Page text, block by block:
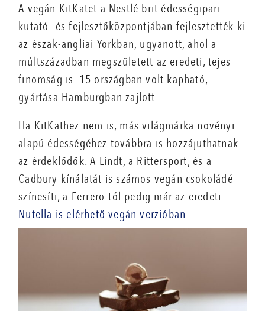
A vegán KitKatet a Nestlé brit édességipari
kutató- és fejlesztőközpontjában fejlesztették ki
az észak-angliai Yorkban, ugyanott, ahol a
múltszázadban megszületett az eredeti, tejes
finomság is. 15 országban volt kapható,
gyártása Hamburgban zajlott.
Ha KitKathez nem is, más világmárka növényi
alapú édességéhez továbbra is hozzájuthatnak
az érdeklődők. A Lindt, a Rittersport, és a
Cadbury kínálatát is számos vegán csokoládé
színesíti, a Ferrero-tól pedig már az eredeti
Nutella is elérhető vegán verzióban.